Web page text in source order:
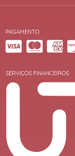
PAGAMENTO
SERVIÇOS FINANCEIROS